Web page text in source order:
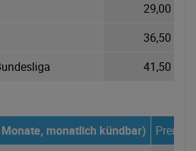
29,00 €
36,50 €
41,50 €
monatlich kündbar)
Preis